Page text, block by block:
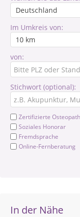
Im Umkreis von:
von:
Stichwort (optional):
Zertifizierte
Soziales Honorar
Fremdsprache
Online-Fernberatung
In der Nähe